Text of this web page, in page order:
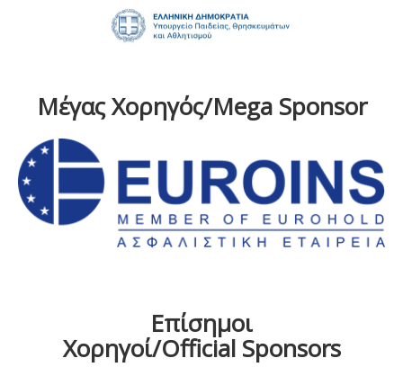
Μέγας Χορηγός/Mega Sponsor
Επίσημοι
Χορηγοί/Official Sponsors